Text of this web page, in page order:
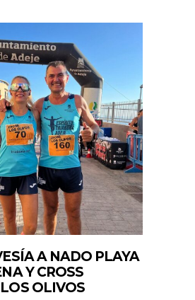
A NADO PLAYA
Y CROSS
OLIVOS